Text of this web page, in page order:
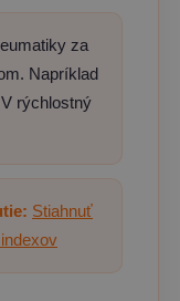
za
Napríklad
rýchlostný
Stiahnuť